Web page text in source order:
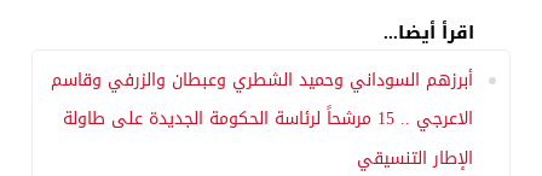
اقرأ أيضا...
أبرزهم السوداني وحميد الشطري وعبطان والزرفي وقاسم
الاعرجي .. 15 مرشحاً لرئاسة الحكومة الجديدة على طاولة
الإطار التنسيقي